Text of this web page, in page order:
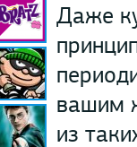
Даже
вашим
из